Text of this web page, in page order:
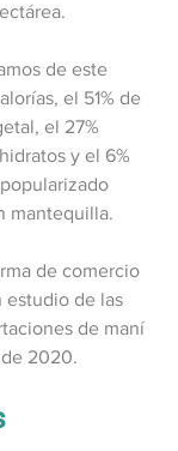
de este
el 51% de
el 27%
y el 6%
mantequilla.
de comercio
estudio de las
de maní
2020.